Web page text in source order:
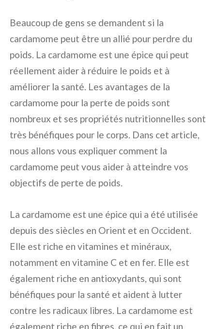
Beaucoup de gens se demandent si la
cardamome peut être un allié pour perdre du
poids. La cardamome est une épice qui peut
réellement aider à réduire le poids et à
améliorer la santé. Les avantages de la
cardamome pour la perte de poids sont
nombreux et ses propriétés nutritionnelles sont
très bénéfiques pour le corps. Dans cet article,
nous allons vous expliquer comment la
cardamome peut vous aider à atteindre vos
objectifs de perte de poids.
La cardamome est une épice qui a été utilisée
depuis des siècles en Orient et en Occident.
Elle est riche en vitamines et minéraux,
notamment en vitamine C et en fer. Elle est
également riche en antioxydants, qui sont
bénéfiques pour la santé et aident à lutter
contre les radicaux libres. La cardamome est
également riche en fibres, ce qui en fait un